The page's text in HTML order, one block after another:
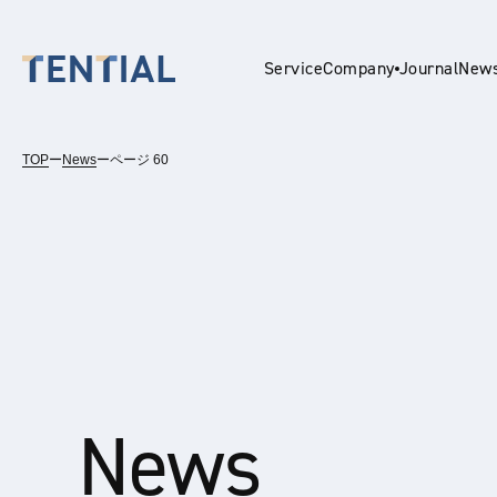
ServiceCompanyJournal
TOPー Newsーページ 60
News